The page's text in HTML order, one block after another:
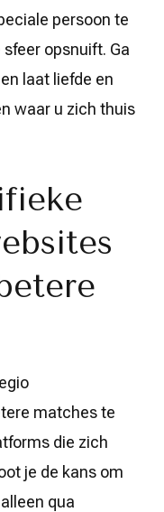
persoon te
opsnuift. Ga
laat liefde en
waar u zich thuis
matches te
die zich
je de kans om
qua